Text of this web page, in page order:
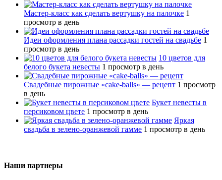
Мастер-класс как сделать вертушку на палочке 1
просмотр в день
Идеи оформления плана рассадки гостей на свадьбе 1
просмотр в день
10 цветов для
белого букета невесты 1 просмотр в день
Свадебные пирожные «cake-balls» — рецепт 1 просмотр
в день
Букет невесты в
персиковом цвете 1 просмотр в день
Яркая
свадьба в зелено-оранжевой гамме 1 просмотр в день
Наши партнеры